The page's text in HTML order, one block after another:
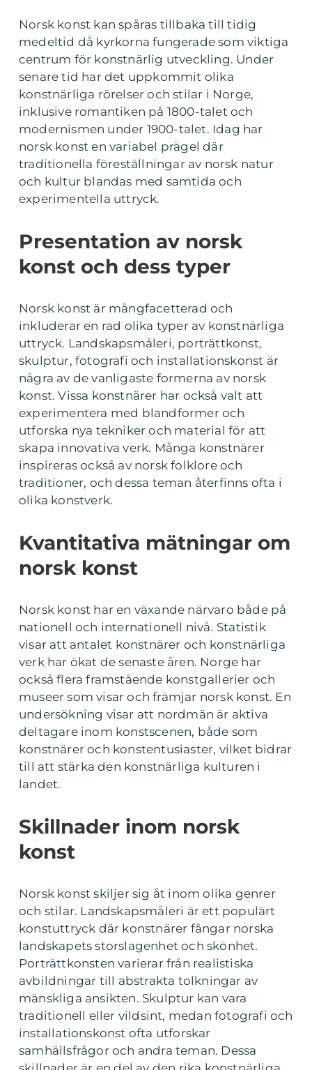
Norsk konst kan spåras tillbaka till tidig
medeltid då kyrkorna fungerade som viktiga
centrum för konstnärlig utveckling. Under
senare tid har det uppkommit olika
konstnärliga rörelser och stilar i Norge,
inklusive romantiken på 1800-talet och
modernismen under 1900-talet. Idag har
norsk konst en variabel prägel där
traditionella föreställningar av norsk natur
och kultur blandas med samtida och
experimentella uttryck.
Presentation av norsk
konst och dess typer
Norsk konst är mångfacetterad och
inkluderar en rad olika typer av konstnärliga
uttryck. Landskapsmåleri, porträttkonst,
skulptur, fotografi och installationskonst är
några av de vanligaste formerna av norsk
konst. Vissa konstnärer har också valt att
experimentera med blandformer och
utforska nya tekniker och material för att
skapa innovativa verk. Många konstnärer
inspireras också av norsk folklore och
traditioner, och dessa teman återfinns ofta i
olika konstverk.
Kvantitativa mätningar om
norsk konst
Norsk konst har en växande närvaro både på
nationell och internationell nivå. Statistik
visar att antalet konstnärer och konstnärliga
verk har ökat de senaste åren. Norge har
också flera framstående konstgallerier och
museer som visar och främjar norsk konst. En
undersökning visar att nordmän är aktiva
deltagare inom konstscenen, både som
konstnärer och konstentusiaster, vilket bidrar
till att stärka den konstnärliga kulturen i
landet.
Skillnader inom norsk
konst
Norsk konst skiljer sig åt inom olika genrer
och stilar. Landskapsmåleri är ett populärt
konstuttryck där konstnärer fångar norska
landskapets storslagenhet och skönhet.
Porträttkonsten varierar från realistiska
avbildningar till abstrakta tolkningar av
mänskliga ansikten. Skulptur kan vara
traditionell eller vildsint, medan fotografi och
installationskonst ofta utforskar
samhällsfrågor och andra teman. Dessa